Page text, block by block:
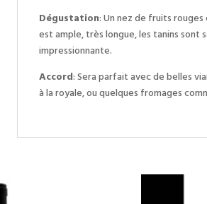
Dégustation: Un nez de fruits rouges
est ample, très longue, les tanins sont
impressionnante.
Accord: Sera parfait avec de belles
à la royale, ou quelques fromages